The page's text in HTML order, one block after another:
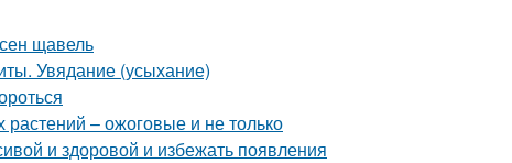
щавель
Увядание (усыхание)
– ожоговые и не только
и здоровой и избежать появления